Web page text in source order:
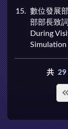
15
數位發展
部部長致
During
共 29